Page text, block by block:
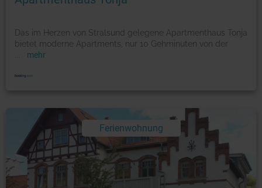
Das im Herzen von Stralsund gelegene Apartmenthaus Tonja
bietet moderne Apartments, nur 10 Gehminuten von der
mehr
Ferienwohnung